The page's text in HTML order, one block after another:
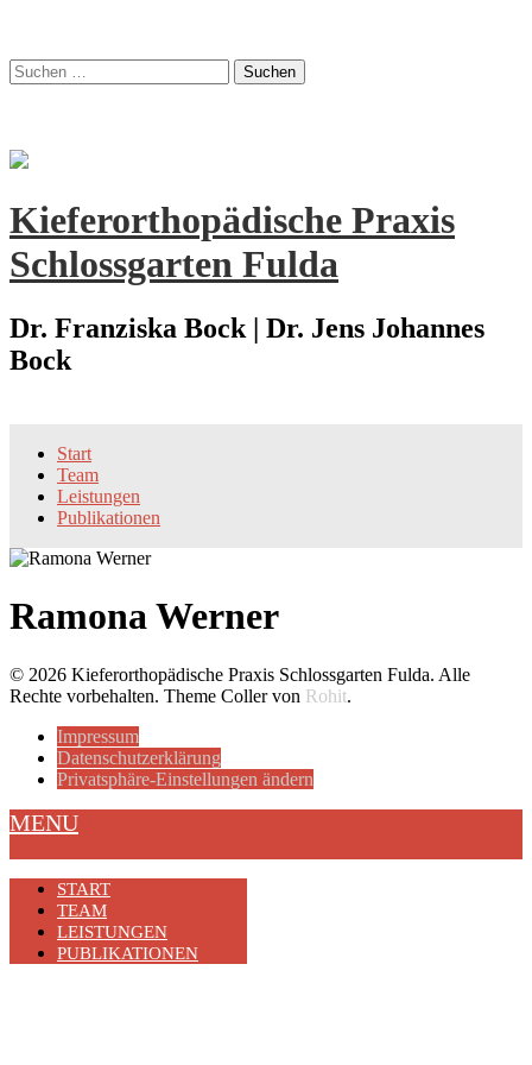
Zum
Inhalt
Suchen
nach:
Kieferorthopädische Praxis
Schlossgarten Fulda
Dr. Franziska Bock | Dr. Jens Johannes
Bock
Start
Team
Leistungen
Publikationen
Ramona Werner
© 2026 Kieferorthopädische Praxis Schlossgarten Fulda. Alle
Rechte vorbehalten. Theme Coller von Rohit.
Impressum
Datenschutzerklärung
Privatsphäre-Einstellungen ändern
MENU
START
TEAM
LEISTUNGEN
PUBLIKATIONEN